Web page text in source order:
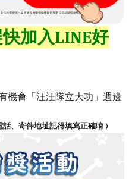
加入LINE好
機會「汪汪隊立大功」週邊
、寄件地址記得填寫正確唷 )